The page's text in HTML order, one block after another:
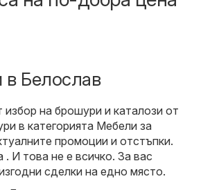
Белослав
избор на брошури и каталози от
в категорията Мебели за
промоции и отстъпки.
. И това не е всичко. За вас
сделки на едно място.